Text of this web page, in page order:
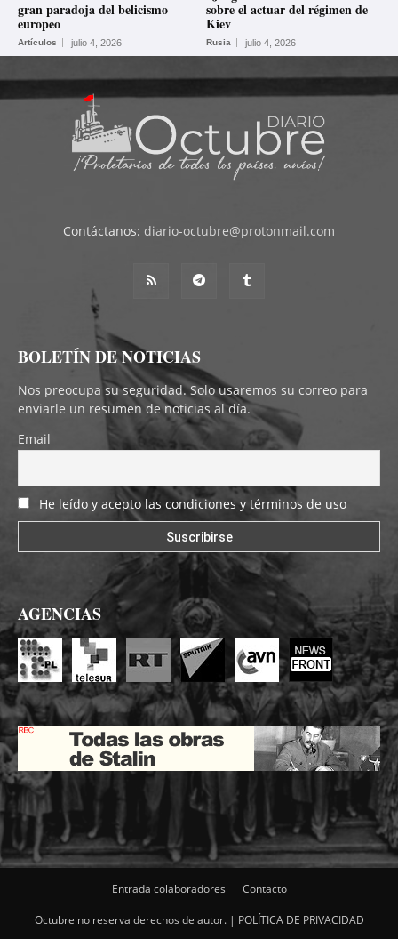
gran paradoja del belicismo
europeo
Artículos julio 4, 2026
sobre el actuar del régimen de
Kiev
Rusia julio 4, 2026
Contáctanos: diario-octubre@protonmail.com
BOLETÍN DE NOTICIAS
Nos preocupa su seguridad. Solo usaremos su correo para
enviarle un resumen de noticias al día.
Email
He leído y acepto las condiciones y términos de uso
AGENCIAS
Entrada colaboradores Contacto
Octubre no reserva derechos de autor. | POLÍTICA DE PRIVACIDAD